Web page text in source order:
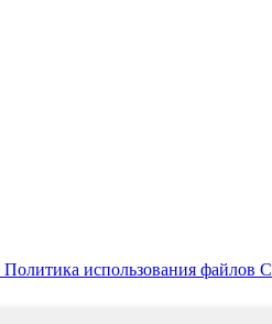
Политика использования файлов